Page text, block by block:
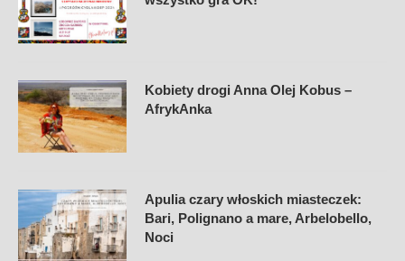
Kobiety drogi Anna Olej Kobus –
AfrykAnka
Apulia czary włoskich miasteczek:
Bari, Polignano a mare, Arbelobello,
Noci